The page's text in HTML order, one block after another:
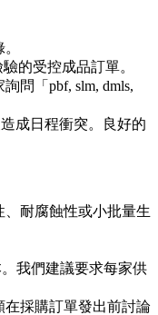
的受控成品訂單。
問「pbf, slm, dmls,
成日程衝突。良好的
耐腐蝕性或小批量生
我們建議要求每家供
採購訂單發出前討論